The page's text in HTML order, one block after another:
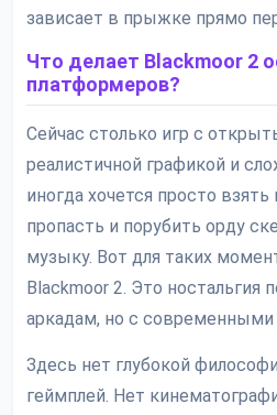
зависает в прыжке прямо
Что делает Blackmoor 2
платформеров?
Сейчас столько игр с
реалистичной графикой и
иногда хочется просто
пропасть и порубить орду
музыку. Вот для таких
Blackmoor 2. Это
аркадам, но с
Здесь нет глубокой
геймплей. Нет